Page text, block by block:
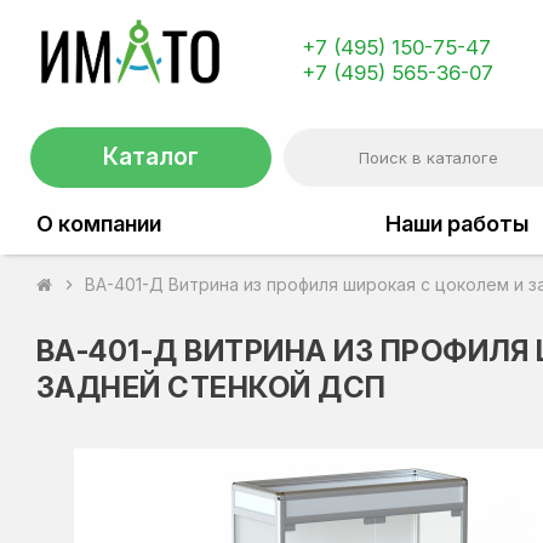
+7 (495) 150-75-47
+7 (495) 565-36-07
Каталог
О компании Наши работы
chevron_right ВА-401-Д Витрина из профиля широкая с цоколем и
ВА-401-Д ВИТРИНА ИЗ
ЗАДНЕЙ СТЕНКОЙ ДСП